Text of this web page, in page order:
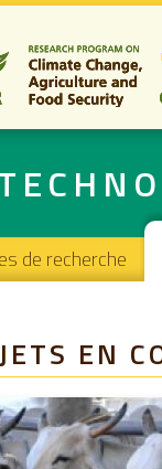
de recherche
EN